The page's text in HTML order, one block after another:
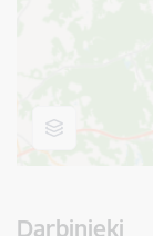
Darbinieki